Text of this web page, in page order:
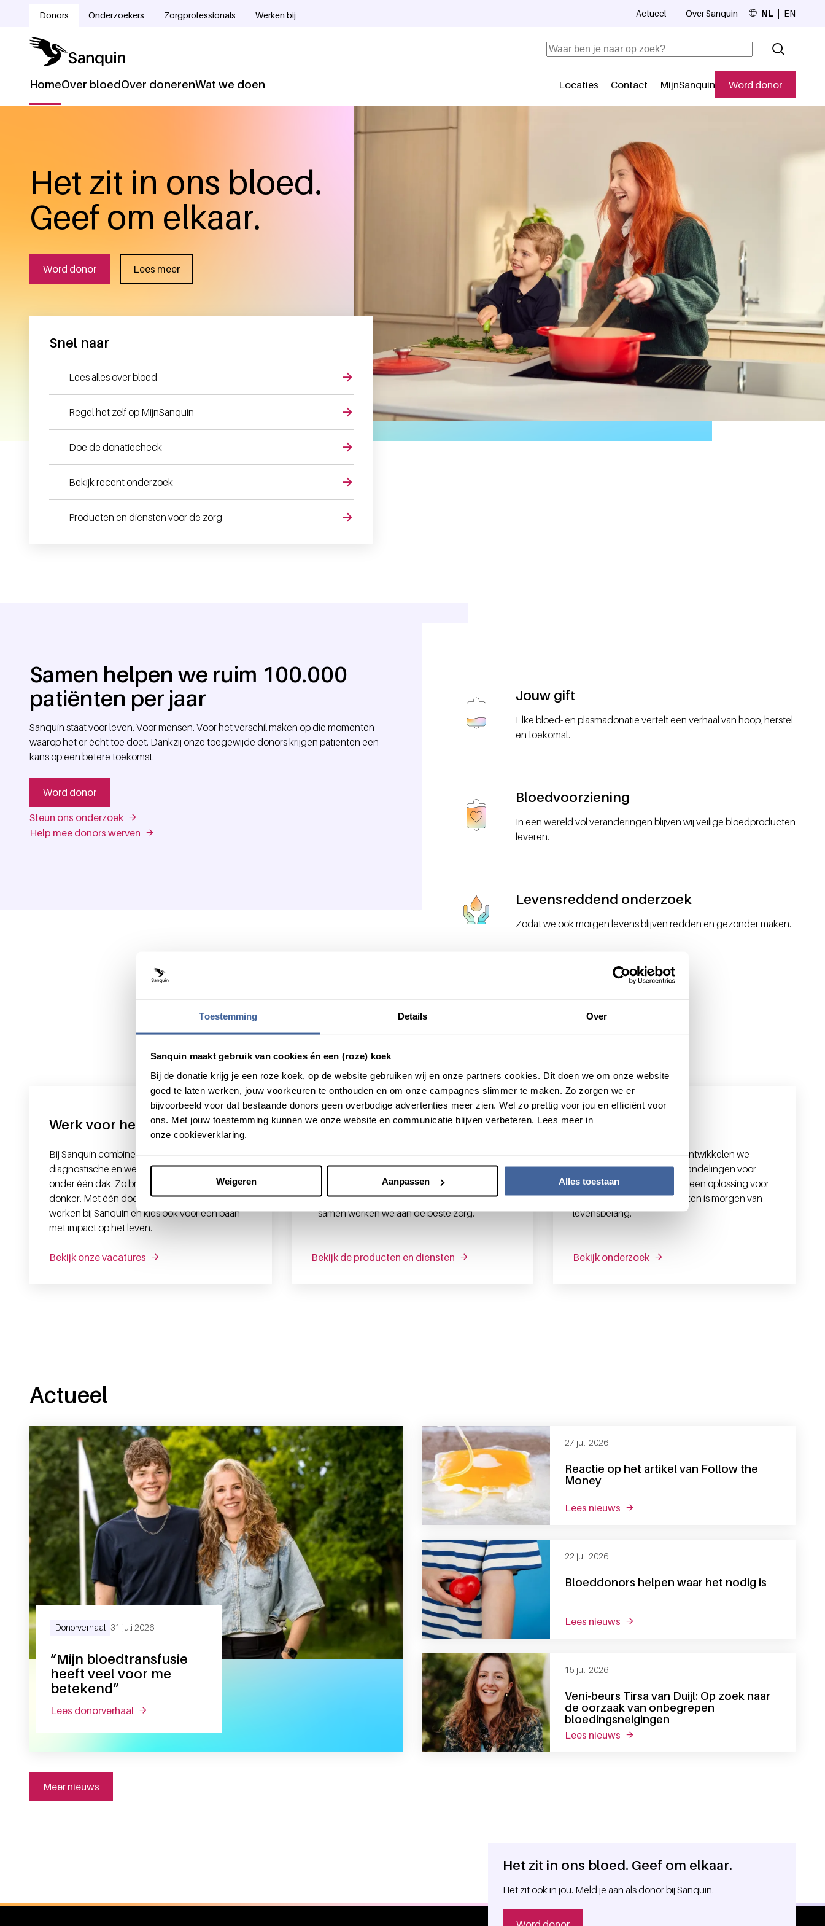
Toestemming Details Over
Sanquin maakt gebruik van cookies én een (roze) koek
Bij de donatie krijg je een roze koek, op de website gebruiken wij en onze partners cookies. Dit doen we om onze website
goed te laten werken, jouw voorkeuren te onthouden en om onze campagnes slimmer te maken. Zo zorgen we er
bijvoorbeeld voor dat bestaande donors geen overbodige advertenties meer zien. Wel zo prettig voor jou en efficiënt voor
ons. Met jouw toestemming kunnen we onze website en communicatie blijven verbeteren. Lees meer in
onze cookieverklaring.
Weigeren Aanpassen Alles toestaan
Donors Onderzoekers Zorgprofessionals Werken bij
Hoofdnavigatie
HomeOver bloedOver donerenWat we doen
Secundaire navigatie
Locaties Contact MijnSanquin Word donor
Actueel Over Sanquin NL EN
Zoeken
Het zit in ons bloed.
Geef om elkaar.
Word donor Lees meer
Snel naar
Lees alles over bloed
Regel het zelf op MijnSanquin
Doe de donatiecheck
Bekijk recent onderzoek
Producten en diensten voor de zorg
Samen helpen we ruim 100.000
patiënten per jaar
Sanquin staat voor leven. Voor mensen. Voor het verschil maken op die momenten
waarop het er écht toe doet. Dankzij onze toegewijde donors krijgen patiënten een
kans op een betere toekomst.
Word donor
Steun ons onderzoek
Help mee donors werven
Jouw gift
Elke bloed- en plasmadonatie vertelt een verhaal van hoop, herstel
en toekomst.
Bloedvoorziening
In een wereld vol veranderingen blijven wij veilige bloedproducten
leveren.
Levensreddend onderzoek
Zodat we ook morgen levens blijven redden en gezonder maken.
Werk voor het leven
Bij Sanquin combineren we medische,
diagnostische en wetenschappelijke expertise
onder één dak. Zo brengen we licht in het
donker. Met één doel: levens veranderen. Kom
werken bij Sanquin en kies ook voor een baan
met impact op het leven.
Bekijk onze vacatures
Voor professionals
deskundig advies en diepgaande kennis
ondersteunen we professionals in hun werk. Van
een snelle diagnose tot een effectieve therapie
– samen werken we aan de beste zorg.
Bekijk de producten en diensten
Onderzoek
Met innovatief onderzoek ontwikkelen we
nieuwe diagnostiek en behandelingen voor
bloedziektes waar nu nog geen oplossing voor
is. Wat we vandaag ontdekken is morgen van
levensbelang.
Bekijk onderzoek
Actueel
“Mijn bloedtransfusie
heeft veel voor me
betekend”
Donorverhaal 31 juli 2026
lees donorverhaal over “mijn bloedtransfusie heeft veel voor me betekend”
Reactie op het artikel van Follow the
Money
27 juli 2026
lees nieuws over reactie op het artikel van follow the
Bloeddonors helpen waar het nodig is
22 juli 2026
lees nieuws over bloeddonors helpen waar het nodig is
Veni-beurs Tirsa van Duijl: Op zoek naar
de oorzaak van onbegrepen
bloedingsneigingen
15 juli 2026
lees nieuws over veni-beurs tirsa van duijl: op zoek naar
Meer nieuws
Het zit in ons bloed. Geef om elkaar.
Het zit ook in jou. Meld je aan als donor bij Sanquin.